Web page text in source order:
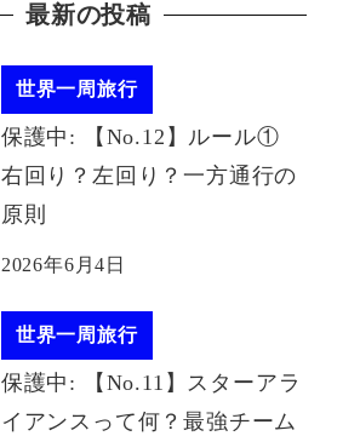
最新の投稿
世界一周旅行
保護中: 【No.12】ルール①
右回り？左回り？一方通行の
原則
2026年6月4日
世界一周旅行
保護中: 【No.11】スターアラ
イアンスって何？最強チーム